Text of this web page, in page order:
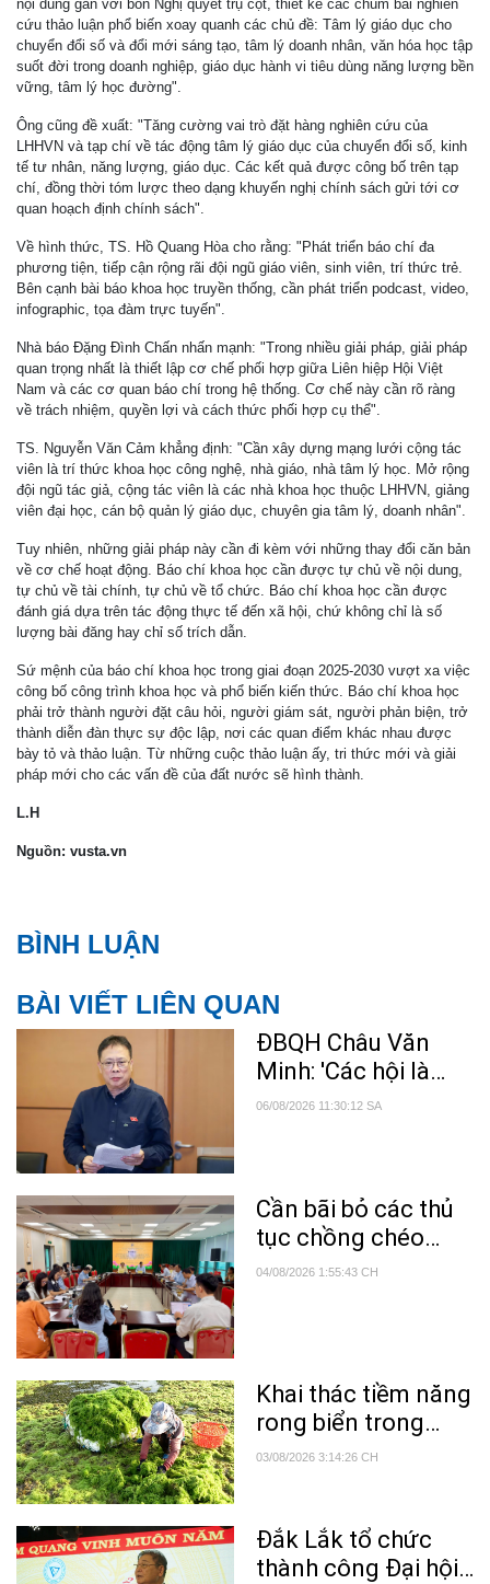
nội dung gắn với bốn Nghị quyết trụ cột, thiết kế các chùm bài nghiên
cứu thảo luận phổ biến xoay quanh các chủ đề: Tâm lý giáo dục cho
chuyển đổi số và đổi mới sáng tạo, tâm lý doanh nhân, văn hóa học tập
suốt đời trong doanh nghiệp, giáo dục hành vi tiêu dùng năng lượng bền
vững, tâm lý học đường".
Ông cũng đề xuất: "Tăng cường vai trò đặt hàng nghiên cứu của
LHHVN và tạp chí về tác động tâm lý giáo dục của chuyển đổi số, kinh
tế tư nhân, năng lượng, giáo dục. Các kết quả được công bố trên tạp
chí, đồng thời tóm lược theo dạng khuyến nghị chính sách gửi tới cơ
quan hoạch định chính sách".
Về hình thức, TS. Hồ Quang Hòa cho rằng: "Phát triển báo chí đa
phương tiện, tiếp cận rộng rãi đội ngũ giáo viên, sinh viên, trí thức trẻ.
Bên cạnh bài báo khoa học truyền thống, cần phát triển podcast, video,
infographic, tọa đàm trực tuyến".
Nhà báo Đặng Đình Chấn nhấn mạnh: "Trong nhiều giải pháp, giải pháp
quan trọng nhất là thiết lập cơ chế phối hợp giữa Liên hiệp Hội Việt
Nam và các cơ quan báo chí trong hệ thống. Cơ chế này cần rõ ràng
về trách nhiệm, quyền lợi và cách thức phối hợp cụ thể".
TS. Nguyễn Văn Cảm khẳng định: "Cần xây dựng mạng lưới cộng tác
viên là trí thức khoa học công nghệ, nhà giáo, nhà tâm lý học. Mở rộng
đội ngũ tác giả, cộng tác viên là các nhà khoa học thuộc LHHVN, giảng
viên đại học, cán bộ quản lý giáo dục, chuyên gia tâm lý, doanh nhân".
Tuy nhiên, những giải pháp này cần đi kèm với những thay đổi căn bản
về cơ chế hoạt động. Báo chí khoa học cần được tự chủ về nội dung,
tự chủ về tài chính, tự chủ về tổ chức. Báo chí khoa học cần được
đánh giá dựa trên tác động thực tế đến xã hội, chứ không chỉ là số
lượng bài đăng hay chỉ số trích dẫn.
Sứ mệnh của báo chí khoa học trong giai đoạn 2025-2030 vượt xa việc
công bố công trình khoa học và phổ biến kiến thức. Báo chí khoa học
phải trở thành người đặt câu hỏi, người giám sát, người phản biện, trở
thành diễn đàn thực sự độc lập, nơi các quan điểm khác nhau được
bày tỏ và thảo luận. Từ những cuộc thảo luận ấy, tri thức mới và giải
pháp mới cho các vấn đề của đất nước sẽ hình thành.
L.H
Nguồn: vusta.vn
BÌNH LUẬN
BÀI VIẾT LIÊN QUAN
ĐBQH Châu Văn
Minh: 'Các hội là
nguồn lực quan
06/08/2026 11:30:12 SA
Cần bãi bỏ các thủ
tục chồng chéo
trong lĩnh vực nông
04/08/2026 1:55:43 CH
Khai thác tiềm năng
rong biển trong
điều trị bệnh
03/08/2026 3:14:26 CH
Đắk Lắk tổ chức
thành công Đại hội